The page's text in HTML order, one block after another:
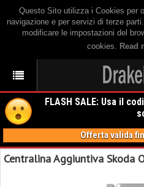
Questo Sito utilizza i Cookies per
navigazione e per servizi di terze
modificare le impostazioni del
cookies. Read
FLASH SALE: Usa il
Offerta valida
Centralina Aggiuntiva Skoda